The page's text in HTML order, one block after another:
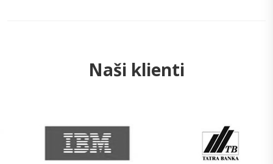
Naši klienti